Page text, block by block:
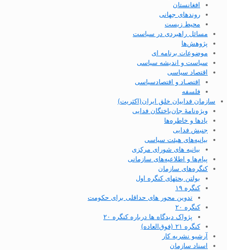
افغانستان
روندهای جهانی
محیط زیست
مسائل راهبردی در سیاست
پژوهش‌ها
موضوعات برنامه ای
سیاست و اندیشه سیاسی
اقتصاد سیاسی
اقتصـاد و اقتصاد‌سیاسی
فلسفه
سازمان فداییان خلق ایران(اکثریت)
ویژه‌نامهٔ جان‌باختگان فدایی
یادها و خاطره‌ها
جنبش فدایی
بیانیه‌های هیئت سیاسی
بیانیه های شورای مرکزی
پیام‌ها و اطلاعیه‌های سازمانی
کنگره‌های سازمان
بولتن بحثهای کنگره اول
کنگره ۱۹
تدوین محور های حداقلی برای حکومت
کنگره ۲۰
پژواک دیدگاه ها درباره کنگره ۲۰
کنگره ۲۱ (فوق‌العاده)
آرشیو نشریه کار
اسناد سازمان